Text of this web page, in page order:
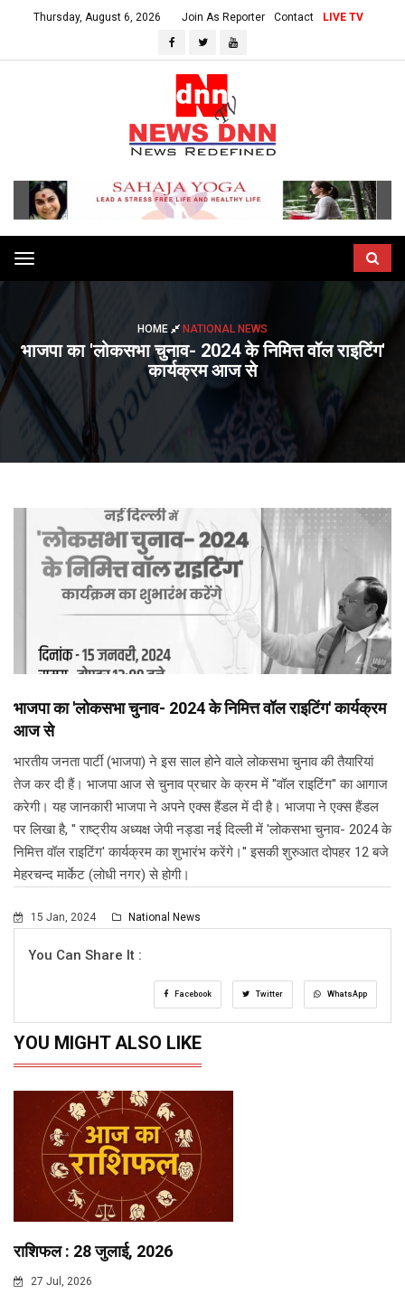
Thursday, August 6, 2026 Join As Reporter Contact LIVE TV
Toggle
navigation
HOME NATIONAL NEWS
भाजपा का 'लोकसभा चुनाव- 2024 के निमित्त वॉल राइटिंग'
कार्यक्रम आज से
भाजपा का 'लोकसभा चुनाव- 2024 के निमित्त वॉल राइटिंग' कार्यक्रम
आज से
भारतीय जनता पार्टी (भाजपा) ने इस साल होने वाले लोकसभा चुनाव की तैयारियां
तेज कर दी हैं। भाजपा आज से चुनाव प्रचार के क्रम में ''वॉल राइटिंग'' का आगाज
करेगी। यह जानकारी भाजपा ने अपने एक्स हैंडल में दी है। भाजपा ने एक्स हैंडल
पर लिखा है, '' राष्ट्रीय अध्यक्ष जेपी नड्डा नई दिल्ली में 'लोकसभा चुनाव- 2024 के
निमित्त वॉल राइटिंग' कार्यक्रम का शुभारंभ करेंगे।'' इसकी शुरुआत दोपहर 12 बजे
मेहरचन्द मार्केट (लोधी नगर) से होगी।
15 Jan, 2024 National News
You Can Share It :
Facebook Twitter WhatsApp
YOU MIGHT ALSO LIKE
राशिफल : 28 जुलाई, 2026
27 Jul, 2026